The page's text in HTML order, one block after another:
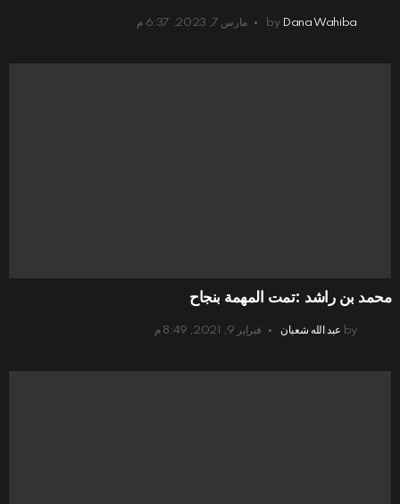
by Dana Wahiba مارس 7, 2023, 6:37 م
محمد بن راشد :تمت المهمة بنجاح
by عبد الله شعبان فبراير 9, 2021, 8:49 م